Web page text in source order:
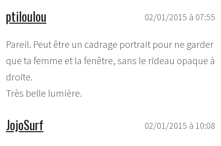
02/01/2015 à 07:55
ptiloulou
Pareil. Peut être un cadrage portrait pour ne garder
que ta femme et la fenêtre, sans le rideau opaque à
droite.
Très belle lumière.
02/01/2015 à 10:08
JojoSurf